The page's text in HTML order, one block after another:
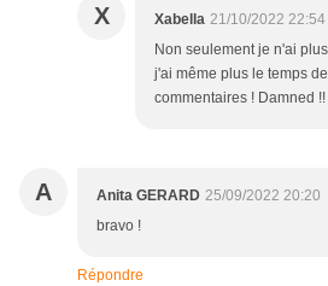
X Xabella 21/10/2022 22:54
Non seulement je n'ai
j'ai même plus le temps
commentaires ! Damned !!
A Anita GERARD 25/09/2022 20:20
bravo !
Répondre